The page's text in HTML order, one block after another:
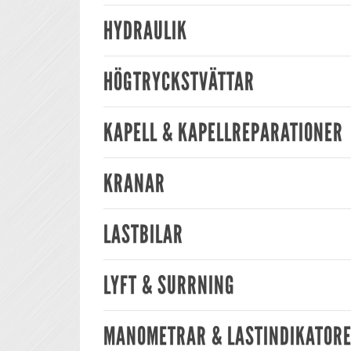
HYDRAULIK
HÖGTRYCKSTVÄTTAR
KAPELL & KAPELLREPARATIONER
KRANAR
LASTBILAR
LYFT & SURRNING
MANOMETRAR &